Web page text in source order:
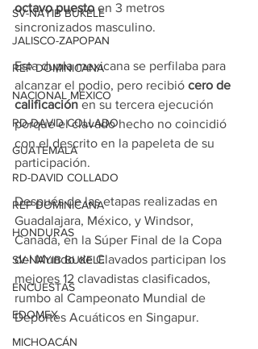
SV-NAYIB BUKELE
JALISCO-ZAPOPAN
REP DOMINICANA
NACIONAL MÉXICO
RD-DAVID COLLADO
GUATEMALA
RD-DAVID COLLADO
REP DOMINICANA
HONDURAS
SV-NAYIB BUKELE
ENCUESTAS
EDOMEX
MICHOACÁN
octavo puesto en 3 metros
sincronizados masculino.
Esta dupla mexicana se perfilaba para
alcanzar el podio, pero recibió cero de
calificación en su tercera ejecución
porque el clavado hecho no coincidió
con el descrito en la papeleta de su
participación.
Después de las etapas realizadas en
Guadalajara, México, y Windsor,
Canadá, en la Súper Final de la Copa
del Mundo de Clavados participan los
mejores 12 clavadistas clasificados,
rumbo al Campeonato Mundial de
Deportes Acuáticos en Singapur.